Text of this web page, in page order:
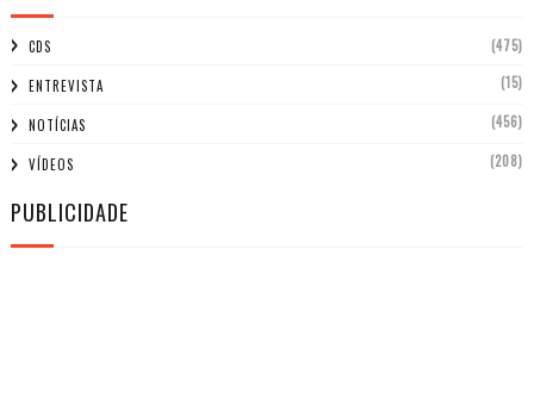
CDS (475)
ENTREVISTA (15)
NOTÍCIAS (456)
VÍDEOS (208)
PUBLICIDADE